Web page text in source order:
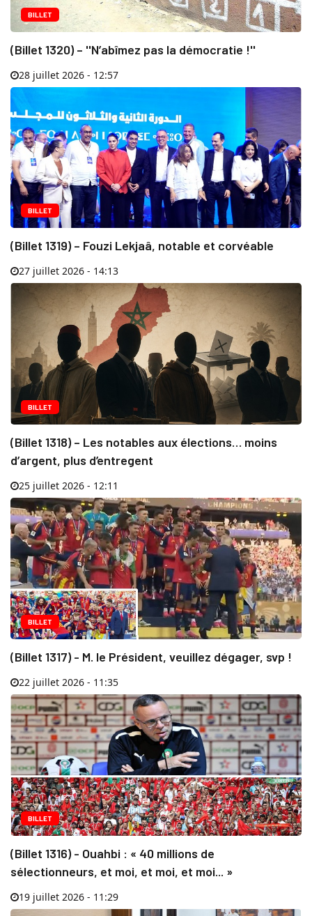
BILLET
(Billet 1320) – ''N’abîmez pas la démocratie !''
28 juillet 2026 - 12:57
BILLET
(Billet 1319) – Fouzi Lekjaâ, notable et corvéable
27 juillet 2026 - 14:13
BILLET
(Billet 1318) – Les notables aux élections… moins
d’argent, plus d’entregent
25 juillet 2026 - 12:11
BILLET
(Billet 1317) - M. le Président, veuillez dégager, svp !
22 juillet 2026 - 11:35
BILLET
(Billet 1316) - Ouahbi : « 40 millions de
sélectionneurs, et moi, et moi, et moi... »
19 juillet 2026 - 11:29